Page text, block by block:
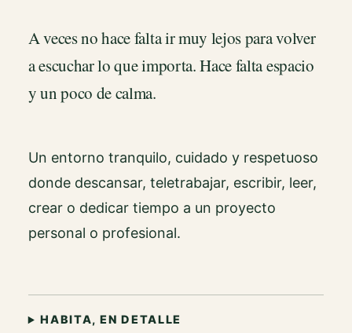
A veces no hace falta ir muy lejos para volver
a escuchar lo que importa. Hace falta espacio
y un poco de calma.
Un entorno tranquilo, cuidado y respetuoso
donde descansar, teletrabajar, escribir, leer,
crear o dedicar tiempo a un proyecto
personal o profesional.
HABITA, EN DETALLE